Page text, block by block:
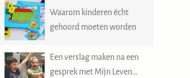
Waarom kinderen écht
gehoord moeten worden
Een verslag maken na een
gesprek met Mijn Leven…